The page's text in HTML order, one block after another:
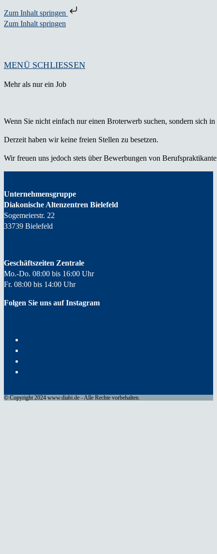
Zum Inhalt springen
Zum Inhalt springen
MENÜ SCHLIESSEN
Mehr als nur ein Job
Wenn Sie nicht einfach nur einen Broterwerb suchen, sondern sich
Derzeit haben wir keine freien Stellen zu besetzen.
Wir freuen uns jedoch stets über Bewerbungen von
Unternehmensgruppe
Diakonische Altenzentren Bielefeld
Sogemeierstr. 22
33739 Bielefeld
Geschäftszeiten Zentrale
Mo.-Do. 08:00 bis 16:00 Uhr
Fr. 08:00 bis 14:00 Uhr
Folgen Sie uns auf Instagram
© Copyright 2024 www.diabi.de - Alle Rechte vorbehalten.